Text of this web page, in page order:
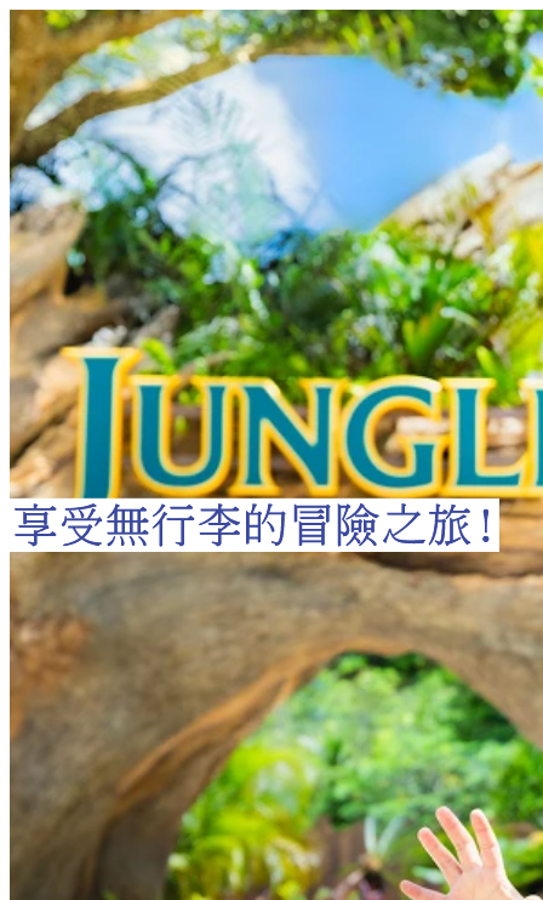
Official Partner of
JUNGLIA OKINAWA
繁體中文
園